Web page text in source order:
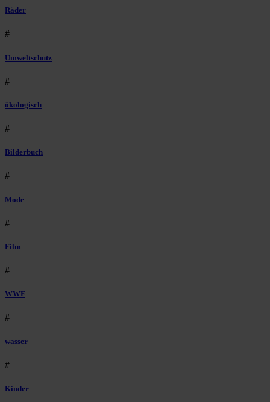
Räder
#
Umweltschutz
#
ökologisch
#
Bilderbuch
#
Mode
#
Film
#
WWF
#
wasser
#
Kinder